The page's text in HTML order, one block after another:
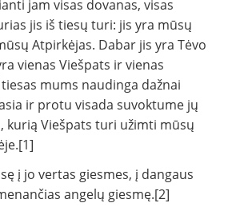
jam visas dovanas, visas
jis iš tiesų turi: jis yra mūsų
Atpirkėjas. Dabar jis yra Tėvo
vienas Viešpats ir vienas
mums naudinga dažnai
ir protu visada suvoktume jų
kurią Viešpats turi užimti mūsų
į jo vertas giesmes, į dangaus
angelų giesmę.[2]